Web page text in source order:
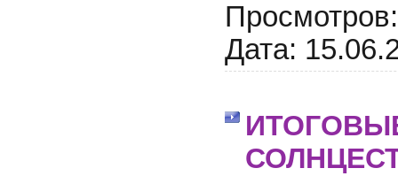
Просмотров:
Дата: